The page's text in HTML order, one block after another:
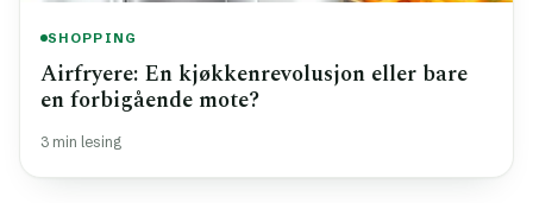
SHOPPING
Airfryere: En kjøkkenrevolusjon eller bare
en forbigående mote?
3 min lesing